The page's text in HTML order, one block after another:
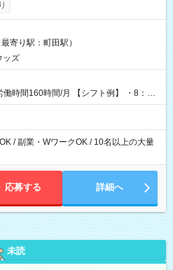
落とせます！ 【試用期間】試
寄り駅：町田駅）
ッズ
/月 【シフト例】 ・8：00
/ 副業・WワークOK / 10名以上の大量
応募する 詳細へ
未読